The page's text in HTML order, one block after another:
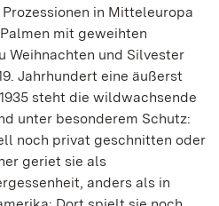
in Mitteleuropa
mit geweihten
Weihnachten und Silvester
Jahrhundert eine äußerst
steht die wildwachsende
unter besonderem Schutz:
noch privat geschnitten oder
geriet sie als
anders als in